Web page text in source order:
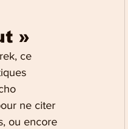
»
ce
ne citer
ou encore